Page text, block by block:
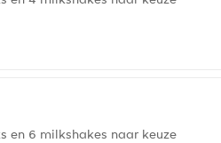
en 6 milkshakes naar keuze